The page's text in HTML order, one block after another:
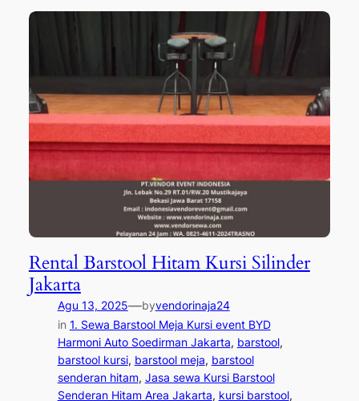
Rental Barstool Hitam Kursi Silinder
Jakarta
Agu 13, 2025—byvendorinaja24
in 1. Sewa Barstool Meja Kursi event BYD
Harmoni Auto Soedirman Jakarta, barstool
barstool kursi, barstool meja, barstool
senderan hitam, Jasa sewa Kursi Barstool
Senderan Hitam Area Jakarta, kursi barstool